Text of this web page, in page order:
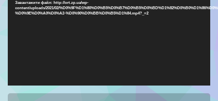
Завантажити файл: http://ort.zp.ua/wp-
content/uploads/2021/02/
%D0%9E%D0%A0%D0%A2-%D0%90%D0%BB%D0%B5%D1%84.mp4?_=2